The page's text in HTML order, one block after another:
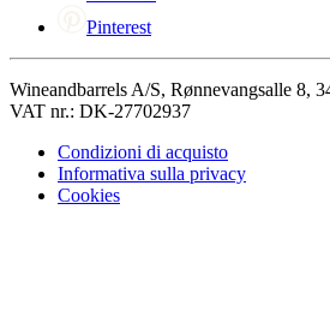
Pinterest
Wineandbarrels A/S, Rønnevangsalle 8,
VAT nr.: DK-27702937
Condizioni di acquisto
Informativa sulla privacy
Cookies